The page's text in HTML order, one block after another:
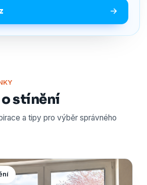
o stínění
a tipy pro výběr správného